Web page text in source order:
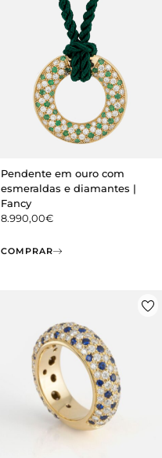
Pendente em ouro com
esmeraldas e diamantes |
Fancy
8.990,00€
COMPRAR